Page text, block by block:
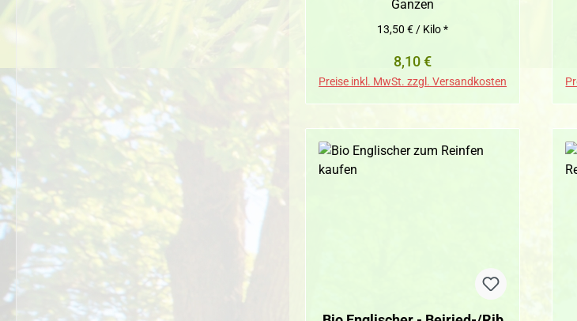
Ganzen
13,50 € / Kilo *
Regulärer Preis:
8,10 €
Preise inkl. MwSt. zzgl. Versandkosten